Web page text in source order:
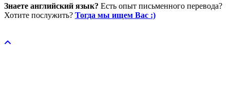
Знаете английский язык? Есть опыт письменного перевода?
Хотите послужить? Тогда мы ищем Вас :)